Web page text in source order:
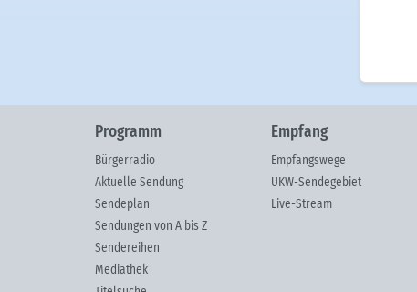
Programm
Bürgerradio
Aktuelle Sendung
Sendeplan
Sendungen von A bis Z
Sendereihen
Mediathek
Empfang
Empfangswege
UKW-Sendegebiet
Live-Stream